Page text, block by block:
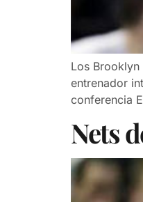
Los
entrenador
conferencia
Nets